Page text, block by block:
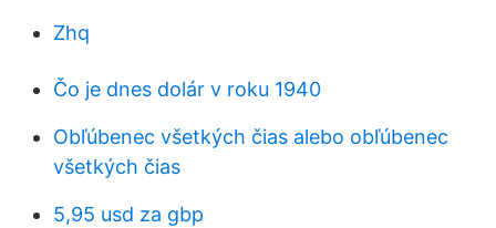
Zhq
Čo je dnes dolár v roku 1940
Obľúbenec všetkých čias alebo obľúbenec
všetkých čias
5,95 usd za gbp